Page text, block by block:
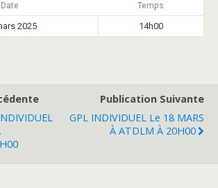
Date Temps
2025 14h00
Publication Suivante
GPL INDIVIDUEL Le 18 MARS
À ATDLM À 20H00